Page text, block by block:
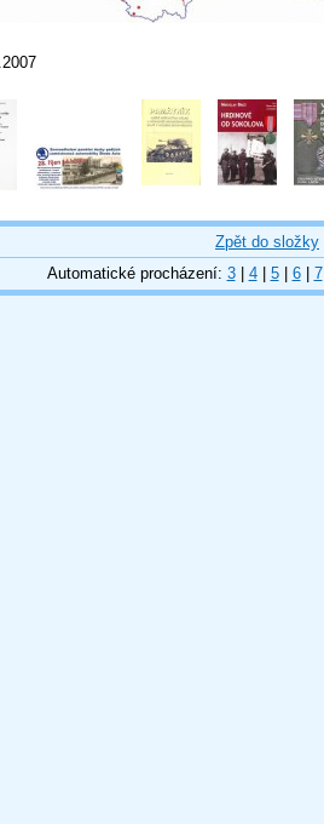
Zpět do složky
Automatické procházení: 3| 4| 5| 6| 7